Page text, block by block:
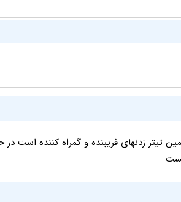
تیتر زدنهای فریبنده و گمراه کننده است در